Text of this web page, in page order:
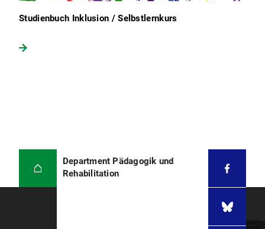
Studienbuch Inklusion / Selbstlernkurs
Department Pädagogik und
Rehabilitation